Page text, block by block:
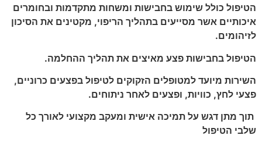
הטיפול כולל שימוש בחבישות ומשחות מתקדמות ובחומרים
איכותיים אשר מסייעים בתהליך הריפוי, מקטינים את הסיכון
לזיהומים.
הטיפול בחבישות פצע מאיצים את תהליך ההחלמה.
השירות מיועד למטופלים הזקוקים לטיפול בפצעים כרוניים,
פצעי לחץ, כוויות, ופצעים לאחר ניתוחים.
תוך מתן דגש על תמיכה אישית ומעקב מקצועי לאורך כל
שלבי הטיפול